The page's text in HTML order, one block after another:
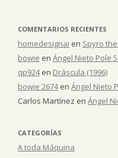
COMENTARIOS RECIENTES
homedesignai en Spyro
bowie en Ángel Nieto Pole
qp924en Dráscula (1996)
bowie 2674en Ángel Nieto
Carlos Martínez en Ángel
CATEGORÍAS
A toda Máquina